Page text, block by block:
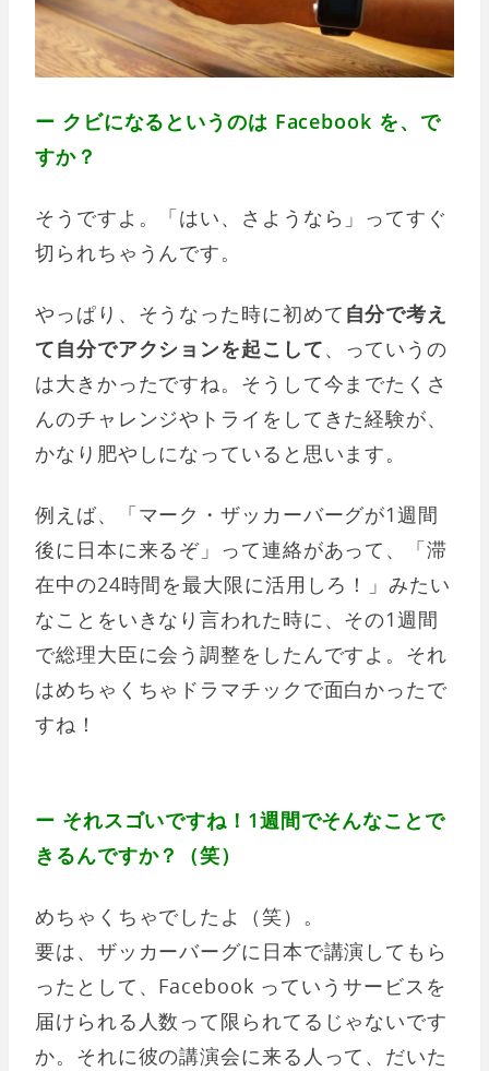
ー クビになるというのは Facebook を、で
すか？
そうですよ。「はい、さようなら」ってすぐ
切られちゃうんです。
やっぱり、そうなった時に初めて 自分で考え
て自分でアクションを起こして、っていうの
は大きかったですね。そうして今までたくさ
んのチャレンジやトライをしてきた経験が、
かなり肥やしになっていると思います。
例えば、「マーク・ザッカーバーグが1週間
後に日本に来るぞ」って連絡があって、「滞
在中の24時間を最大限に活用しろ！」みたい
なことをいきなり言われた時に、その1週間
で総理大臣に会う調整をしたんですよ。それ
はめちゃくちゃドラマチックで面白かったで
すね！
ー それスゴいですね！1週間でそんなことで
きるんですか？（笑）
めちゃくちゃでしたよ（笑）。
要は、ザッカーバーグに日本で講演してもら
ったとして、Facebook っていうサービスを
届けられる人数って限られてるじゃないです
か。それに彼の講演会に来る人って、だいた